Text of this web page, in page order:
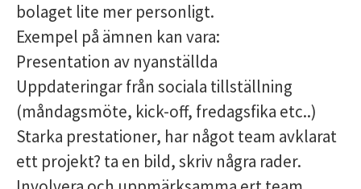
bolaget lite mer personligt.
Exempel på ämnen kan vara:
Presentation av nyanställda
Uppdateringar från sociala tillställning
(måndagsmöte, kick-off, fredagsfika etc..)
Starka prestationer, har något team avklarat
ett projekt? ta en bild, skriv några rader.